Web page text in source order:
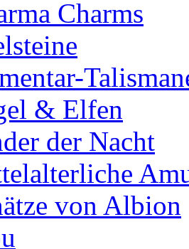
Charms
& Elfen
der Nacht
von Albion